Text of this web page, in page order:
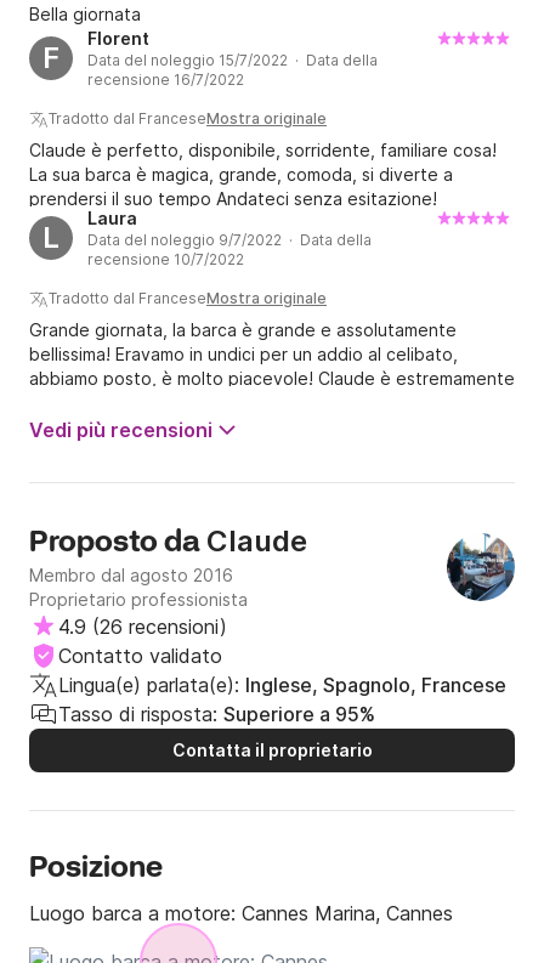
Bella giornata
F
Florent
Data del noleggio 15/7/2022 · Data della
recensione 16/7/2022
Tradotto dal FranceseMostra originale
Claude è perfetto, disponibile, sorridente, familiare cosa!
La sua barca è magica, grande, comoda, si diverte a
prendersi il suo tempo Andateci senza esitazione!
L
Laura
Data del noleggio 9/7/2022 · Data della
recensione 10/7/2022
Tradotto dal FranceseMostra originale
Grande giornata, la barca è grande e assolutamente
bellissima! Eravamo in undici per un addio al celibato,
abbiamo posto, è molto piacevole! Claude è estremamente
per esempio) e anche discreto. Ci ha portato in un posto
Vedi più recensioni
Proposto da Claude
Membro dal agosto 2016
Proprietario professionista
4.9 (26 recensioni)
Contatto validato
Lingua(e) parlata(e): Inglese, Spagnolo, Francese
Tasso di risposta: Superiore a 95%
Contatta il proprietario
Posizione
Luogo barca a motore: Cannes Marina, Cannes